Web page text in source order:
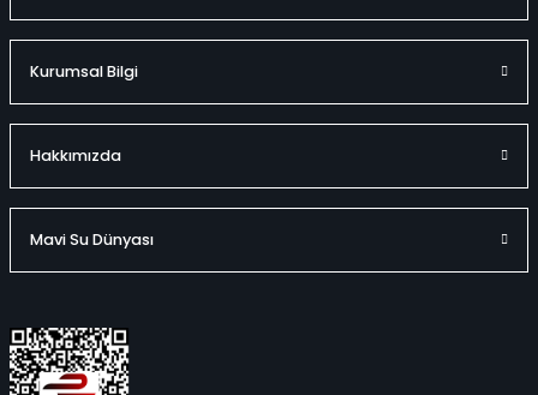
Kurumsal Bilgi
Hakkımızda
Mavi Su Dünyası